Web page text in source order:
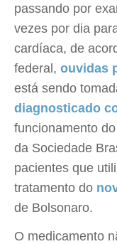
passando por
vezes por dia
cardíaca, de
federal, ouvidas
está sendo
diagnosticado
funcionamento
da Sociedade
pacientes que
tratamento do
de Bolsonaro.
O medicamento